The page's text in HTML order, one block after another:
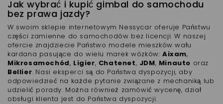
Jak wybrać i kupić gimbal do samochodu
bez prawa jazdy?
W swoim sklepie internetowym Nessycar oferuje Państwu
części zamienne do samochodów bez licencji. W naszej
ofercie znajdziecie Państwo modele mieszków wału
kardana pasujące do wielu marek wózków: Aixam,
Mikrosamochód, Ligier, Chatenet, JDM, Minauto oraz
Bellier. Nasi eksperci są do Państwa dyspozycji, aby
odpowiedzieć na każde pytanie związane z mechaniką lub
udzielić porady. Można również zamówić wycenę, dział
obsługi klienta jest do Państwa dyspozycji.